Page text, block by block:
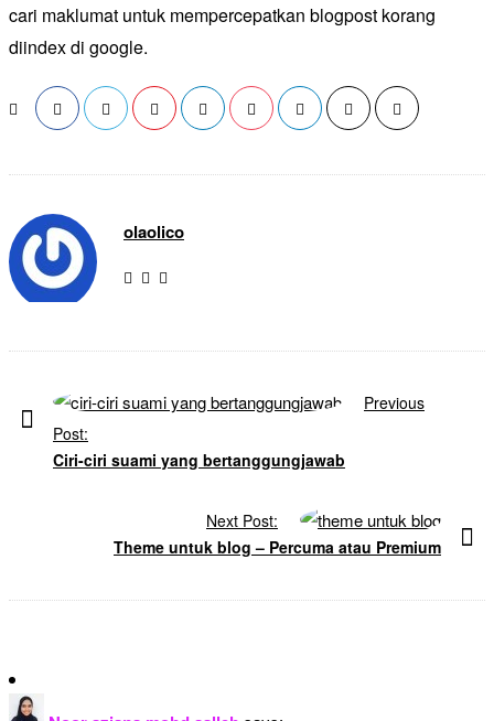
cari maklumat untuk mempercepatkan blogpost korang
diindex di google.
olaolico
i
t
Previous
Post:
Ciri-ciri suami yang bertanggungjawab
Next Post:
Theme untuk blog – Percuma atau Premium